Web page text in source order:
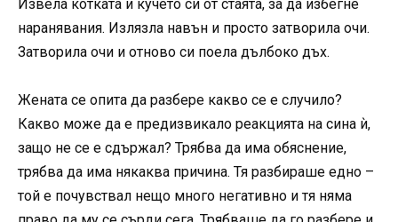
Извела котката и кучето си от стаята, за да избегне
наранявания. Излязла навън и просто затворила очи.
Затворила очи и отново си поела дълбоко дъх.
Жената се опита да разбере какво се е случило?
Какво може да е предизвикало реакцията на сина ѝ,
защо не се е сдържал? Трябва да има обяснение,
трябва да има някаква причина. Тя разбираше едно –
той е почувствал нещо много негативно и тя няма